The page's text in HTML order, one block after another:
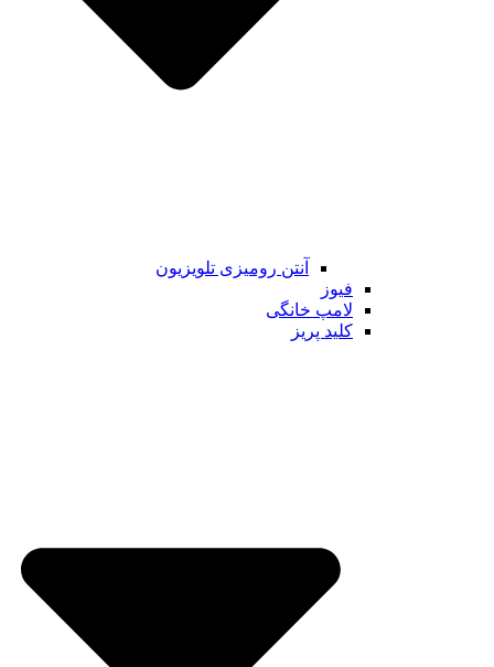
آنتن رومیزی تلویزیون
فیوز
لامپ خانگی
کلید پریز